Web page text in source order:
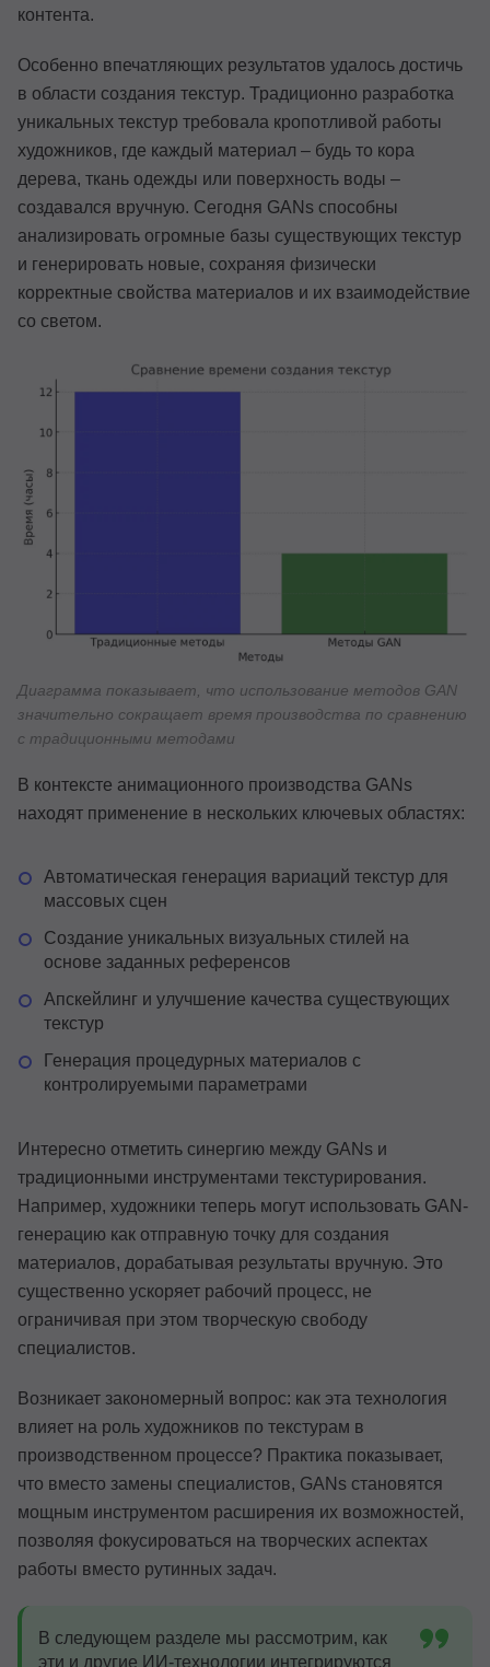
контента.
Особенно впечатляющих результатов удалось достичь
в области создания текстур. Традиционно разработка
уникальных текстур требовала кропотливой работы
художников, где каждый материал – будь то кора
дерева, ткань одежды или поверхность воды –
создавался вручную. Сегодня GANs способны
анализировать огромные базы существующих текстур
и генерировать новые, сохраняя физически
корректные свойства материалов и их взаимодействие
со светом.
Диаграмма показывает, что использование методов GAN
значительно сокращает время производства по сравнению
с традиционными методами
В контексте анимационного производства GANs
находят применение в нескольких ключевых областях:
Автоматическая генерация вариаций текстур для
массовых сцен
Создание уникальных визуальных стилей на
основе заданных референсов
Апскейлинг и улучшение качества существующих
текстур
Генерация процедурных материалов с
контролируемыми параметрами
Интересно отметить синергию между GANs и
традиционными инструментами текстурирования.
Например, художники теперь могут использовать GAN-
генерацию как отправную точку для создания
материалов, дорабатывая результаты вручную. Это
существенно ускоряет рабочий процесс, не
ограничивая при этом творческую свободу
специалистов.
Возникает закономерный вопрос: как эта технология
влияет на роль художников по текстурам в
производственном процессе? Практика показывает,
что вместо замены специалистов, GANs становятся
мощным инструментом расширения их возможностей,
позволяя фокусироваться на творческих аспектах
работы вместо рутинных задач.
В следующем разделе мы рассмотрим, как
эти и другие ИИ-технологии интегрируются